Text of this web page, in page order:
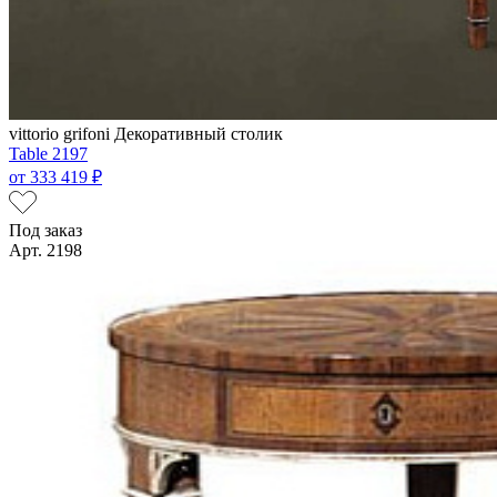
vittorio grifoni Декоративный столик
Table 2197
от 333 419 ₽
Под заказ
Арт. 2198